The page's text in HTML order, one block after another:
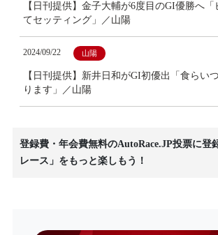
【日刊提供】金子大輔が6度目のGI優勝へ「
てセッティング」／山陽
2024/09/22 山陽
【日刊提供】新井日和がGI初優出「食らい
ります」／山陽
登録費・年会費無料のAutoRace.JP投票に登
レース」をもっと楽しもう！